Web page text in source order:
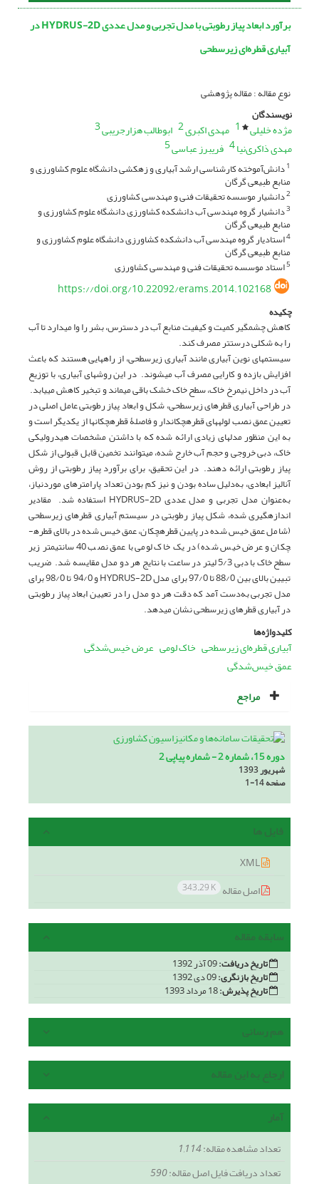
برآورد ابعاد پیاز رطوبتی با مدل تجربی و مدل عددی HYDRUS-2D در
آبیاری قطره‌ای زیرسطحی
نوع مقاله : مقاله پژوهشی
نویسندگان
مژده خلیلی 1 مهدی اکبری2 ابوطالب هزارجریبی3
مهدی ذاکری‌نیا4 فریبرز عباسی5
1دانش‌آموخته کارشناسی ارشد آبیاری و زهکشی دانشگاه علوم کشاورزی و
منابع طبیعی گرگان
2دانشیار موسسه تحقیقات فنی و مهندسی کشاورزی
3دانشیار گروه مهندسی آب دانشکده کشاورزی دانشگاه علوم کشاورزی و
منابع طبیعی گرگان
4استادیار گروه مهندسی آب دانشکده کشاورزی دانشگاه علوم کشاورزی و
منابع طبیعی گرگان
5استاد موسسه تحقیقات فنی و مهندسی کشاورزی
https://doi.org/10.22092/erams.2014.102168
چکیده
کاهش چشم­گیر کمیت و کیفیت منابع­ آب در دسترس، بشر را وا می­دارد تا آب
را به‌ شکلی درست­تر مصرف کند.
سیستم­های نوین آبیاری مانند آبیاری زیرسطحی، از راه­هایی هستند که باعث
افزایش بازده و کارایی مصرف آب می­شوند. در این روش­های آبیاری، با توزیع
آب در داخل نیم­رخ خاک، سطح خاک خشک باقی می­ماند و تبخیر کاهش می­یابد.
در طراحی آبیاری قطره­ای زیر­سطحی، شکل و ابعاد پیاز رطوبتی عامل اصلی در
تعیین عمق نصب لوله­های قطره­چکان­دار و فاصلۀ قطره­چکان­ها از یکدیگر است و
به این منظور مدل­های زیادی ارائه شده که با داشتن مشخصات هیدرولیکی
خاک، دبی خروجی و حجم آب خارج شده، می­توانند تخمین قابل قبولی از شکل
پیاز رطوبتی ارائه ­دهند. در این تحقیق، برای برآورد پیاز رطوبتی از روش
آنالیز ابعادی، به‌دلیل ساده بودن و نیز کم بودن تعداد پارامترهای موردنیاز،
به‌عنوان مدل تجربی و مدل عددی HYDRUS-2D استفاده شد. مقادیر
اندازه­گیری شده، شکل پیاز رطوبتی در سیستم آبیاری قطره­ای زیر­سطحی
(شامل عمق خیس ­شده در پایین قطره­چکان، عمق خیس ­شده در بالای قطره­
چکان و عرض خیس ­شده) در یک خاک لومی با عمق نصب 40 سانتی­متر زیر
سطح خاک با دبی 5/3 لیتر در ساعت با نتایج هر دو مدل مقایسه شد. ضریب
تبیین بالای بین 88/0 تا 97/0 برای مدل HYDRUS-2D و 94/0 تا 98/0 برای
مدل تجربی به‌دست آمد که دقت هر دو مدل را در تعیین ابعاد پیاز رطوبتی
در آبیاری قطره­ای زیرسطحی نشان می­دهد.
کلیدواژه‌ها
آبیاری قطره‌ای زیرسطحی خاک لومی عرض خیس‌شدگی
عمق خیس‌شدگی
مراجع
دوره 15، شماره 2 - شماره پیاپی 2
شهریور 1393
صفحه1-14
فایل ها
اصل مقاله 343.29 K
سابقه مقاله
تاریخ دریافت:
تاریخ بازنگری:
تاریخ پذیرش:
هم رسانی
ارجاع به این مقاله
آمار
تعداد مشاهده مقاله:1,114
تعداد دریافت فایل اصل مقاله:590